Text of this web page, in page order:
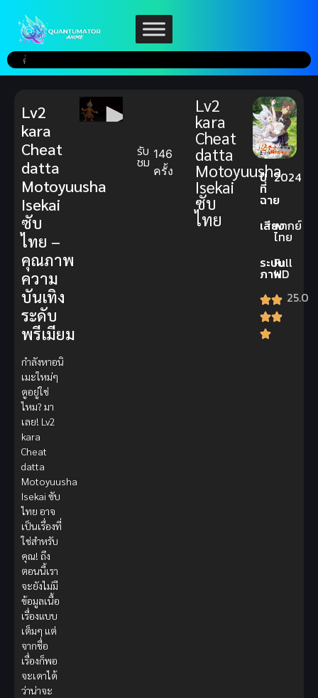
รับ
ชม 146
ครั้ง
Lv2
kara
Cheat
datta
Motoyuusha
Isekai
ซับ
ไทย
ปี
ที่
ฉาย
2024
เสียงพากย์
ไทย
ระบบ
ภาพ
Full
HD
25.0
Lv2
kara
Cheat
datta
Motoyuusha
Isekai
ซับ
ไทย –
คุณภาพ
ความ
บันเทิง
ระดับ
พรีเมียม
กำลังหาอนิ
เมะใหม่ๆ
ดูอยู่ใช่
ไหม? มา
เลย! Lv2
kara
Cheat
datta
Motoyuusha
Isekai ซับ
ไทย อาจ
เป็นเรื่องที่
ใช่สำหรับ
คุณ! ถึง
ตอนนี้เรา
จะยังไม่มี
ข้อมูลเนื้อ
เรื่องแบบ
เต็มๆ แต่
จากชื่อ
เรื่องก็พอ
จะเดาได้
ว่าน่าจะ